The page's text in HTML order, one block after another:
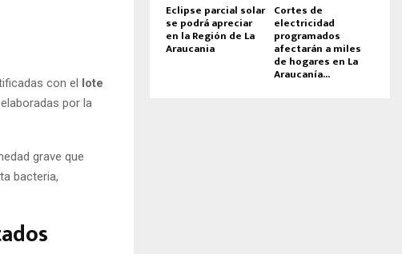
con el lote
por la
grave que
bacteria,
Eclipse parcial solar
se podrá apreciar
en la Región de La
Araucania
Cortes de
electricidad
programados
afectarán a miles
de hogares en La
Araucanía...